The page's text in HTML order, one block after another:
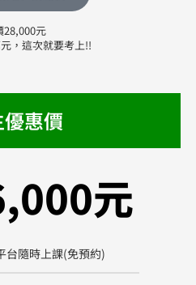
28,000元
，這次就要考上!!
惠價
元
台隨時上課(免預約)